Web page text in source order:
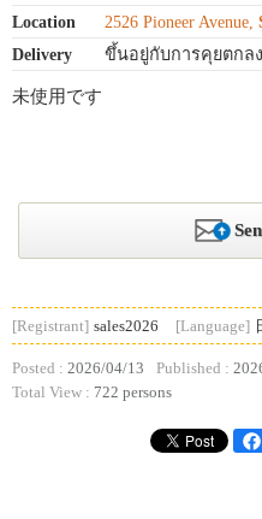
Location
2526 Pioneer Avenue,
Delivery
ขึ้นอยู่กับการคุยตกล
未使用です
[Registrant] sales2026 [Language]
Posted : 2026/04/13 Published :
Total View : 722 persons